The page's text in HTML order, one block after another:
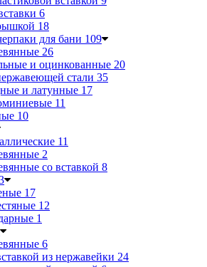
6
18
для бани 109
26
и оцинкованные 20
стали 35
и латунные 17
11
10
11
2
со вставкой 8
17
12
1
6
из нержавейки 24